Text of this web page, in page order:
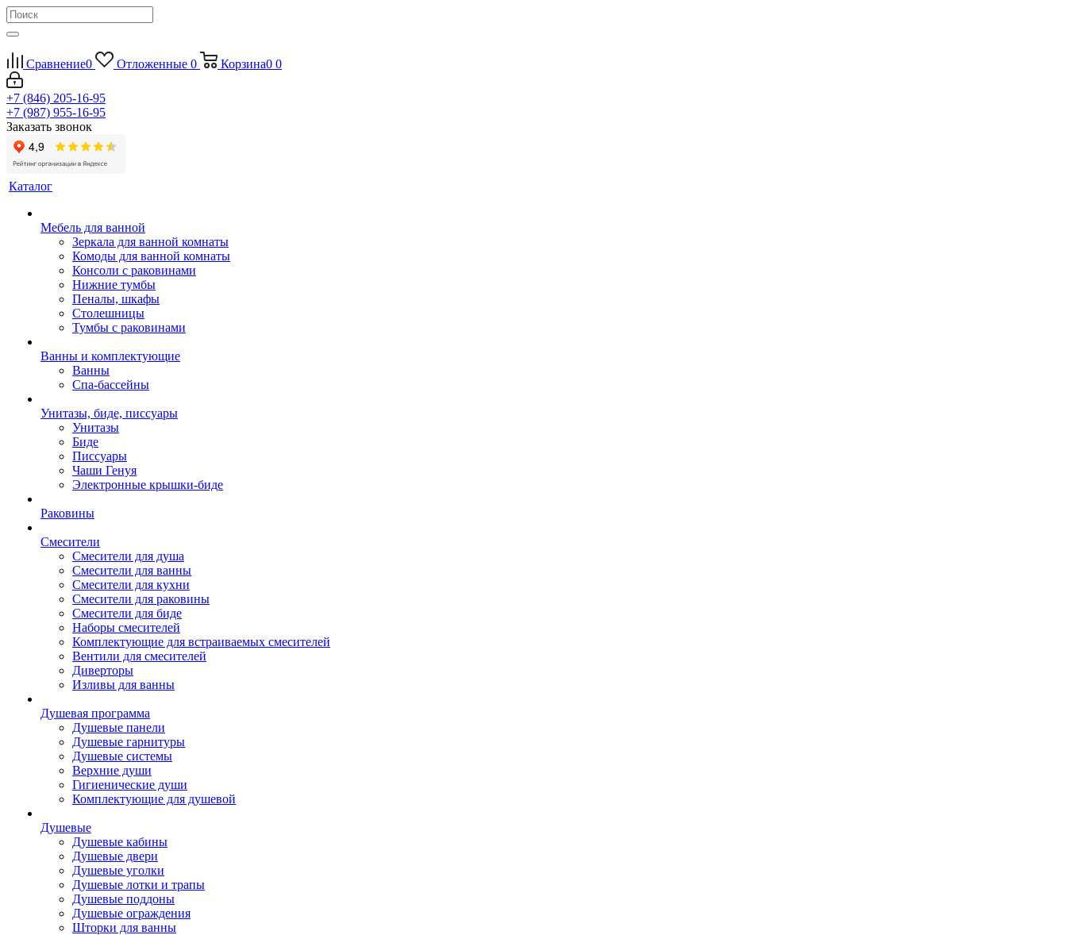
Сравнение0 Отложенные 0 Корзина0 0
+7 (846) 205-16-95
+7 (987) 955-16-95
Заказать звонок
Каталог
Мебель для ванной
Зеркала для ванной комнаты
Комоды для ванной комнаты
Консоли с раковинами
Нижние тумбы
Пеналы, шкафы
Столешницы
Тумбы с раковинами
Ванны и комплектующие
Ванны
Спа-бассейны
Унитазы, биде, писсуары
Унитазы
Биде
Писсуары
Чаши Генуя
Электронные крышки-биде
Раковины
Смесители
Смесители для душа
Смесители для ванны
Смесители для кухни
Смесители для раковины
Смесители для биде
Наборы смесителей
Комплектующие для встраиваемых смесителей
Вентили для смесителей
Диверторы
Изливы для ванны
Душевая программа
Душевые панели
Душевые гарнитуры
Душевые системы
Верхние души
Гигиенические души
Комплектующие для душевой
Душевые
Душевые кабины
Душевые двери
Душевые уголки
Душевые лотки и трапы
Душевые поддоны
Душевые ограждения
Шторки для ванны